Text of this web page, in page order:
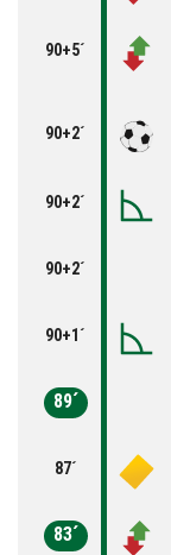
90+5´
90+2´
90+2´
90+2´
90+1´
89´
87´
83´